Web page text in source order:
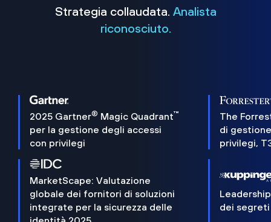
Strategia collaudata. Analista
riconosciuto.
2025 Gartner® Magic Quadrant™
per la gestione degli accessi
con privilegi
The
di
privilegi,
MarketScape: Valutazione
globale dei fornitori di soluzioni
integrate per la sicurezza delle
dei segreti